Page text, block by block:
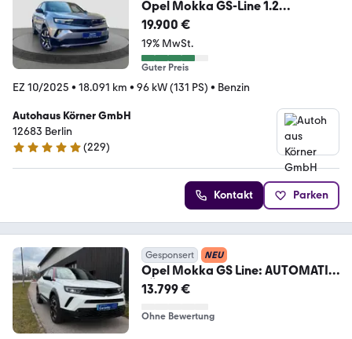
Opel Mokka GS-Line 1.2
Automatik
*LED*CAM*CARPLAY*SIT
19.900 €
19% MwSt.
Guter Preis
EZ 10/2025 • 18.091 km • 96 kW (131 PS) • Benzin
Autohaus Körner GmbH
12683 Berlin
5 Sterne
(229)
Kontakt Parken
Gesponsert NEU
Opel Mokka GS Line: AUTOMATIK
TÜV NEU
13.799 €
Ohne Bewertung